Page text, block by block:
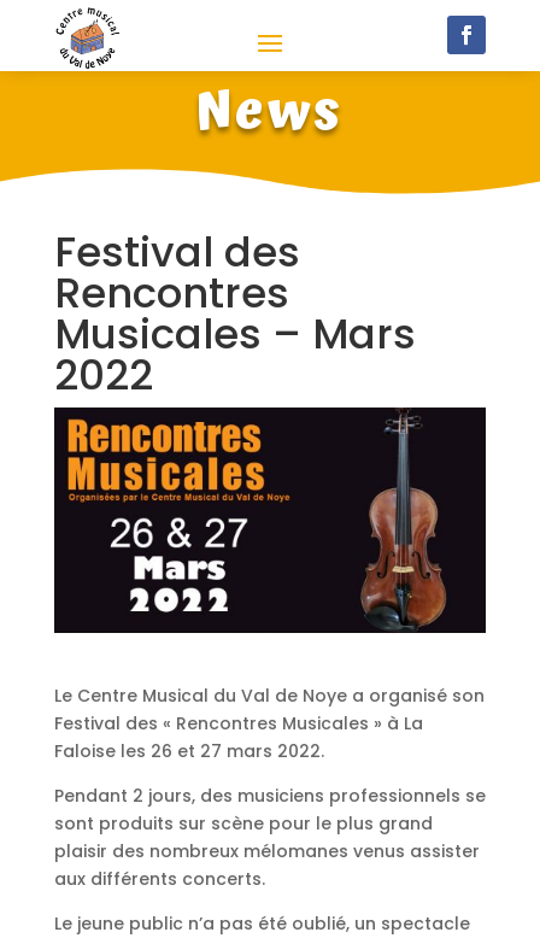
News
Festival des
Rencontres
Musicales – Mars
2022
Le Centre Musical du Val de Noye a organisé son
Festival des « Rencontres Musicales » à La
Faloise les 26 et 27 mars 2022.
Pendant 2 jours, des musiciens professionnels se
sont produits sur scène pour le plus grand
plaisir des nombreux mélomanes venus assister
aux différents concerts.
Le jeune public n’a pas été oublié, un spectacle